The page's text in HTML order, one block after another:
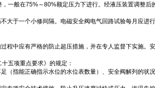
般在75%～80%额定压力下进行。经液压装置调整后
大于一个小修间隔。电磁安全阀电气回路试验每月应进
程中应有严格的防止超压措施，并在专人监督下实施。
五项重点要求》的规定：
（指能正确指示水位的水位表数量）、安全阀解列的状况